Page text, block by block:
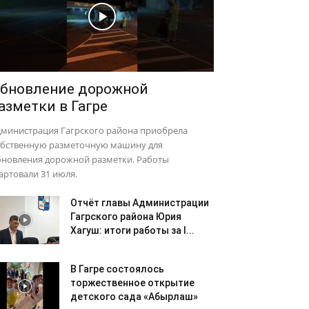
дорожной
в Гагре
Гагрского района приобрела
разметочную машину для
дорожной разметки. Работы
31 июля.
Отчёт главы Администрации
Гагрского района Юрия
Хагуш: итоги работы за I...
В Гагре состоялось
торжественное открытие
детского сада «Абырлаш»